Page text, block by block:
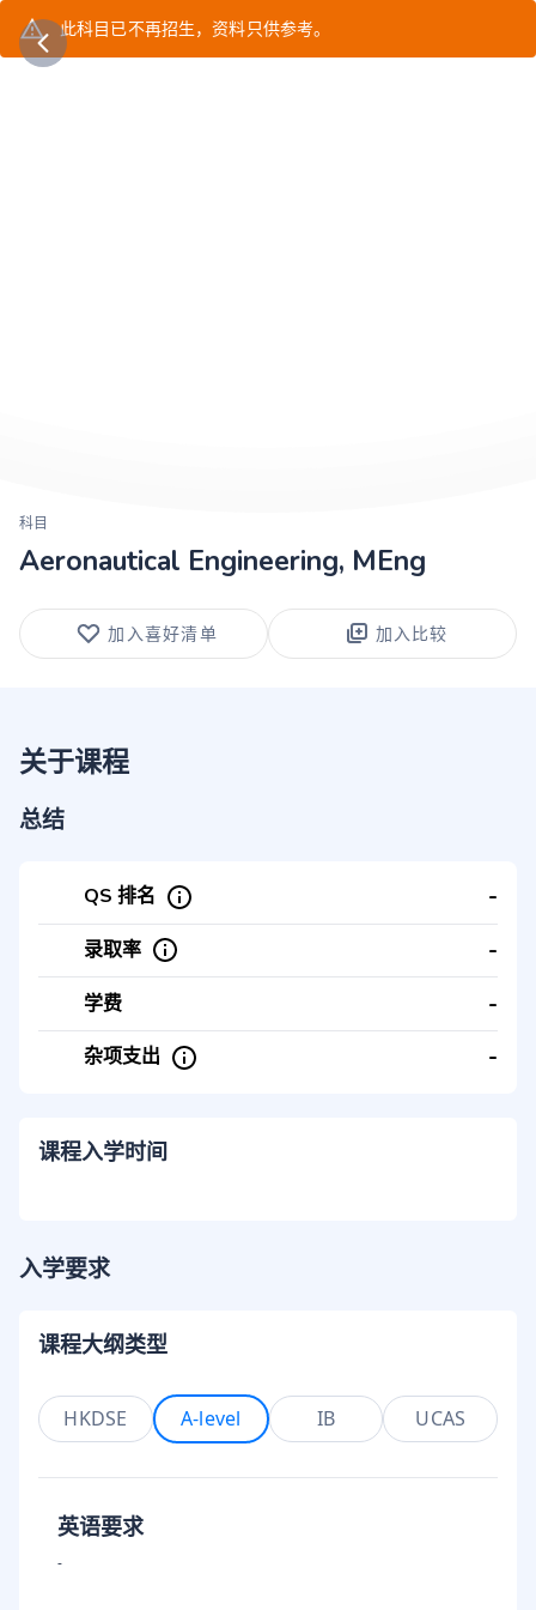
此科目已不再招生，资料只供参考。
科目
Aeronautical Engineering, MEng
加入喜好清单 加入比较
关于课程
总结
QS 排名 -
录取率 -
学费 -
杂项支出 -
课程入学时间
入学要求
课程大纲类型
HKDSE A-level IB UCAS
英语要求
-